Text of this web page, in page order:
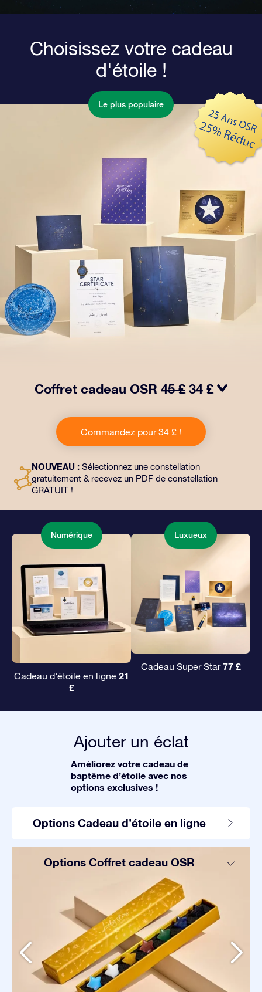
Choisissez votre cadeau
d'étoile !
Le plus populaire
Coffret cadeau OSR 45 £ 34 £
Ce cadeau comprend une belle enveloppe et des
documents personnalisés envoyés à l’adresse de votre
choix, ainsi que des documents numériques et
façon magique d’offrir un cadeau éternel à vos amis et
à vos proches.
Commandez pour 34 £ !
NOUVEAU : Sélectionnez une constellation
gratuitement & recevez un PDF de constellation
GRATUIT !
Numérique
Cadeau d’étoile en ligne 21
£
Luxueux
Cadeau Super Star77 £
Ajouter un éclat
Améliorez votre cadeau de
baptême d’étoile avec nos
options exclusives !
Options Cadeau d’étoile en ligne
Options Coffret cadeau OSR